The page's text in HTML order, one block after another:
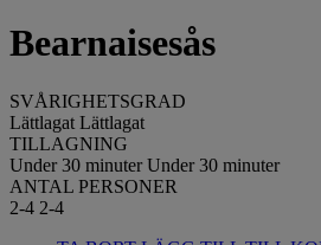
Bearnaisesås
SVÅRIGHETSGRAD
Lättlagat Lättlagat
TILLAGNING
Under 30 minuter Under 30 minuter
ANTAL PERSONER
2-4 2-4